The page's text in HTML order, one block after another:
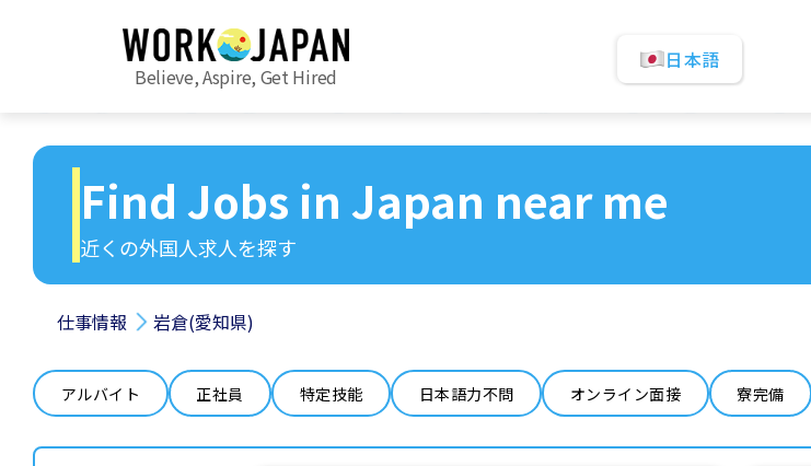
Believe, Aspire, Get Hired
日本語
Find Jobs in Japan near me
近くの外国人求人を探す
仕事情報 岩倉(愛知県)
アルバイト 正社員 特定技能 日本語力不問 オンライン面接 寮完備